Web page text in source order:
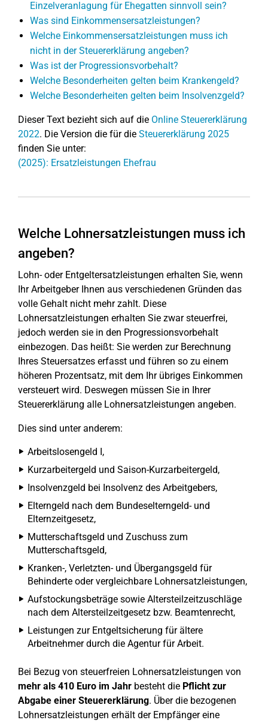
Einzelveranlagung für Ehegatten sinnvoll sein?
Was sind Einkommensersatzleistungen?
Welche Einkommensersatzleistungen muss ich
nicht in der Steuererklärung angeben?
Was ist der Progressionsvorbehalt?
Welche Besonderheiten gelten beim Krankengeld?
Welche Besonderheiten gelten beim Insolvenzgeld?
Dieser Text bezieht sich auf die Online Steuererklärung
2022. Die Version die für die Steuererklärung 2025
finden Sie unter:
(2025): Ersatzleistungen Ehefrau
Welche Lohnersatzleistungen muss ich
angeben?
Lohn- oder Entgeltersatzleistungen erhalten Sie, wenn
Ihr Arbeitgeber Ihnen aus verschiedenen Gründen das
volle Gehalt nicht mehr zahlt. Diese
Lohnersatzleistungen erhalten Sie zwar steuerfrei,
jedoch werden sie in den Progressionsvorbehalt
einbezogen. Das heißt: Sie werden zur Berechnung
Ihres Steuersatzes erfasst und führen so zu einem
höheren Prozentsatz, mit dem Ihr übriges Einkommen
versteuert wird. Deswegen müssen Sie in Ihrer
Steuererklärung alle Lohnersatzleistungen angeben.
Dies sind unter anderem:
Arbeitslosengeld I,
Kurzarbeitergeld und Saison-Kurzarbeitergeld,
Insolvenzgeld bei Insolvenz des Arbeitgebers,
Elterngeld nach dem Bundeselterngeld- und
Elternzeitgesetz,
Mutterschaftsgeld und Zuschuss zum
Mutterschaftsgeld,
Kranken-, Verletzten- und Übergangsgeld für
Behinderte oder vergleichbare Lohnersatzleistungen,
Aufstockungsbeträge sowie Altersteilzeitzuschläge
nach dem Altersteilzeitgesetz bzw. Beamtenrecht,
Leistungen zur Entgeltsicherung für ältere
Arbeitnehmer durch die Agentur für Arbeit.
Bei Bezug von steuerfreien Lohnersatzleistungen von
mehr als 410 Euro im Jahr besteht die Pflicht zur
Abgabe einer Steuererklärung. Über die bezogenen
Lohnersatzleistungen erhält der Empfänger eine